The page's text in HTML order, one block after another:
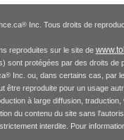
®Inc. Tous droits de
reproduites sur le site de
sont protégées par des droits de
® Inc. ou, dans certains cas, par
être reproduite pour un usage
à large diffusion, traduction,
du contenu du site sans
interdite. Pour